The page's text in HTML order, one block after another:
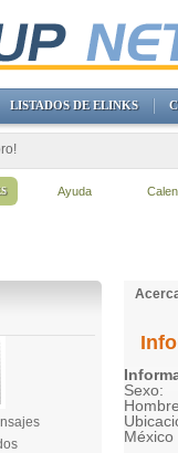
Sexo:
Hombre
México
LISTADOS DE ELINKS
Ayuda